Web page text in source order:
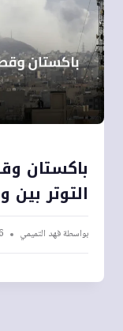
باكستان
التوتر
بواسطةفهد التميمي